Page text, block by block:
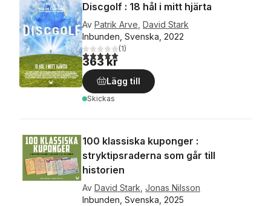
Discgolf : 18 hål i mitt hjärta
Av Patrik Arve David Stark
Inbunden, Svenska, 2022
5,0utav 5 stjärnor. Totalt antal röster:
(1)
363 kr
Lägg till
Skickas
100 klassiska kuponger :
stryktipsraderna som går till
historien
Av David Stark Jonas Nilsson
Inbunden, Svenska, 2025